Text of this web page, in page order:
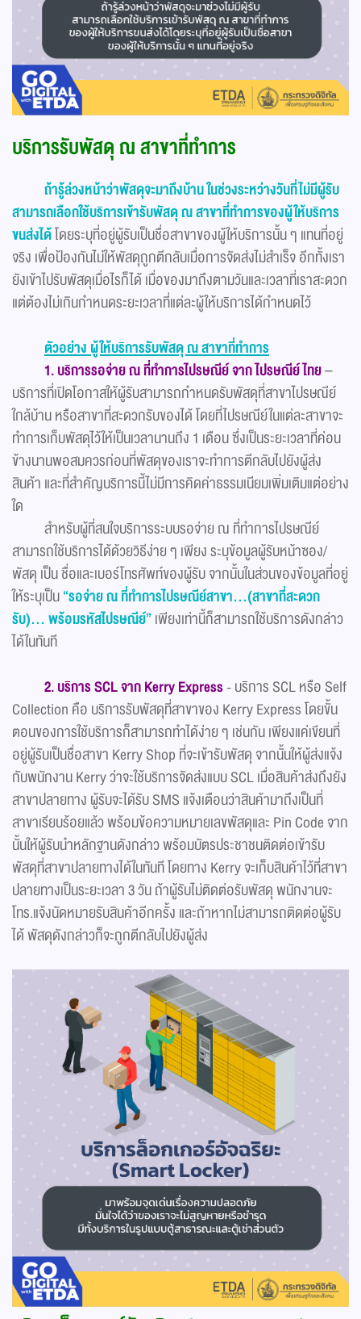
บริการรับพัสดุ ณ สาขาที่ทำการ
ถ้ารู้ล่วงหน้าว่าพัสดุจะมาถึงบ้าน ในช่วงระหว่างวันที่ไม่มีผู้รับ
สามารถเลือกใช้บริการเข้ารับพัสดุ ณ สาขาที่ทำการของผู้ให้บริการ
ขนส่งได้โดยระบุที่อยู่ผู้รับเป็นชื่อสาขาของผู้ให้บริการนั้น ๆ แทนที่อยู่
จริง เพื่อป้องกันไม่ให้พัสดุถูกตีกลับเมื่อการจัดส่งไม่สำเร็จ อีกทั้งเรา
ยังเข้าไปรับพัสดุเมื่อไรก็ได้ เมื่อของมาถึงตามวันและเวลาที่เราสะดวก
แต่ต้องไม่เกินกำหนดระยะเวลาที่แต่ละผู้ให้บริการได้กำหนดไว้
ตัวอย่าง ผู้ให้บริการรับพัสดุ ณ สาขาที่ทำการ
1. บริการรอจ่าย ณ ที่ทำการไปรษณีย์ จาก ไปรษณีย์ไทย–
บริการที่เปิดโอกาสให้ผู้รับสามารถกำหนดรับพัสดุที่สาขาไปรษณีย์
ใกล้บ้าน หรือสาขาที่สะดวกรับของได้ โดยที่ไปรษณีย์ในแต่ละสาขาจะ
ทำการเก็บพัสดุไว้ให้เป็นเวลานานถึง 1 เดือน ซึ่งเป็นระยะเวลาที่ค่อน
ข้างนานพอสมควรก่อนที่พัสดุของเราจะทำการตีกลับไปยังผู้ส่ง
สินค้า และที่สำคัญบริการนี้ไม่มีการคิดค่าธรรมเนียมเพิ่มเติมแต่อย่าง
ใด
สำหรับผู้ที่สนใจบริการระบบรอจ่าย ณ ที่ทำการไปรษณีย์
สามารถใช้บริการได้ด้วยวิธีง่าย ๆ เพียง ระบุข้อมูลผู้รับหน้าซอง/
พัสดุ เป็น ชื่อและเบอร์โทรศัพท์ของผู้รับ จากนั้นในส่วนของข้อมูลที่อยู่
ให้ระบุเป็น“รอจ่าย ณ ที่ทำการไปรษณีย์สาขา...(สาขาที่สะดวก
รับ)... พร้อมรหัสไปรษณีย์” เพียงเท่านี้ก็สามารถใช้บริการดังกล่าว
ได้ในทันที
2. บริการ SCL จาก Kerry Express- บริการ SCL หรือ Self
Collection คือ บริการรับพัสดุที่สาขาของ Kerry Express โดยขั้น
ตอนของการใช้บริการก็สามารถทำได้ง่าย ๆ เช่นกัน เพียงแค่เขียนที่
อยู่ผู้รับเป็นชื่อสาขา Kerry Shop ที่จะเข้ารับพัสดุ จากนั้นให้ผู้ส่งแจ้ง
กับพนักงาน Kerry ว่าจะใช้บริการจัดส่งแบบ SCL เมื่อสินค้าส่งถึงยัง
สาขาปลายทาง ผู้รับจะได้รับ SMS แจ้งเตือนว่าสินค้ามาถึงเป็นที่
สาขาเรียบร้อยแล้ว พร้อมข้อความหมายเลขพัสดุและ Pin Code จาก
นั้นให้ผู้รับนำหลักฐานดังกล่าว พร้อมบัตรประชาชนติดต่อเข้ารับ
พัสดุที่สาขาปลายทางได้ในทันที โดยทาง Kerry จะเก็บสินค้าไว้ที่สาขา
ปลายทางเป็นระยะเวลา 3 วัน ถ้าผู้รับไม่ติดต่อรับพัสดุ พนักงานจะ
โทร.แจ้งนัดหมายรับสินค้าอีกครั้ง และถ้าหากไม่สามารถติดต่อผู้รับ
ได้ พัสดุดังกล่าวก็จะถูกตีกลับไปยังผู้ส่ง